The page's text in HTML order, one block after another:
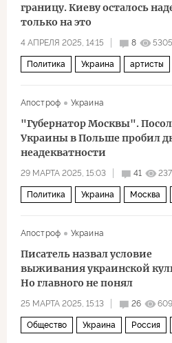
границу. Киеву осталось
только на это
4 АПРЕЛЯ 2025, 14:15 8 5305
Политика Украина артисты
Апостроф
Украина
"Губернатор Москвы". Посол
Украины в Польше пробил
неадекватности
29 МАРТА 2025, 15:03 41
Политика Украина Москва
Апостроф Украина
Писатель назвал условие
выживания украинской
Но главного не понял
25 МАРТА 2025, 15:13 26
Общество Украина Россия